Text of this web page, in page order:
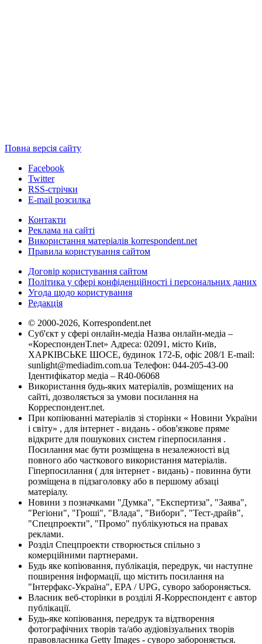
Повна версія сайту
Facebook
Twitter
RSS-стрічки
E-mail розсилка
Контакти
Реклама на сайті
Використання матеріалів korrespondent.net
Правила користування сайтом
Договір користування сайтом
Політика у сфері конфіденційності і персональних даних
Угода щодо користування
Редакція
© 2000-2026, Korrespondent.net
Суб'єкт у сфері онлайн-медіа Назва онлайн-медіа –
«КореспонденТ.net» Адреса: 02091, місто Київ,
ХАРКІВСЬКЕ ШОСЕ, будинок 172-Б, офіс 208/1 E-mail:
sunlight@mediadim.com.ua Телефон: 044-205-43-00
Ідентифікатор медіа – R40-06068
Використання будь-яких матеріалів, розміщених на
сайті, дозволяється за умови посилання на
Корреспондент.net.
При копіюванні матеріалів зі сторінки « Новини України
і світу» , для інтернет - видань - обов'язкове пряме
відкрите для пошукових систем гіперпосилання .
Посилання має бути розміщена в незалежності від
повного або часткового використання матеріалів.
Гіперпосилання ( для інтернет - видань) - повинна бути
розміщена в підзаголовку або в першому абзаці
матеріалу.
Новини з позначками "Думка", "Експертиза", "Заява",
"Регіони", "Гроші", "Влада", "Вибори", "Тест-драйв",
"Спецпроекти", "Промо" публікуються на правах
реклами.
Розділ Спецпроекти створюється спільно з
комерційними партнерами.
Будь яке копіювання, публікація, передрук, чи наступне
поширення інформації, що містить посилання на
"Інтерфакс-Україна", EPA / UPG, суворо забороняється.
Власник веб-сторінки в розділі Я-Корреспондент є автор
публікації.
Будь-яке копіювання, передрук та відтворення
фотографічних творів та/або аудіовізуальних творів
правовласника Getty Images - суворо забороняється.